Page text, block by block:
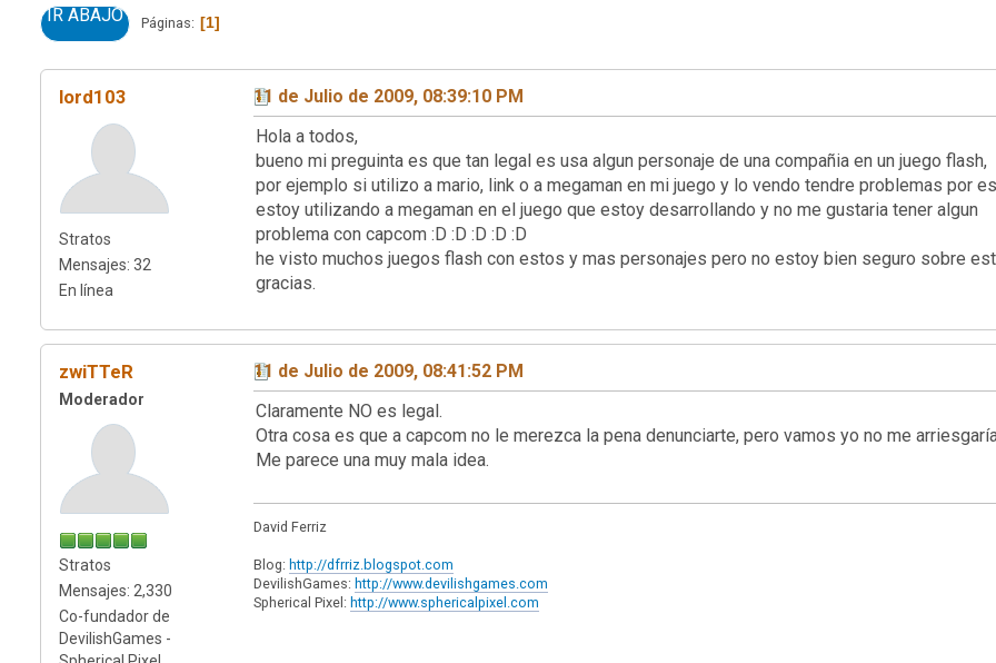
IR ABAJO Páginas 1
lord103
Stratos
Mensajes: 32
En línea
11 de Julio de 2009, 08:39:10 PM
Hola a todos,
bueno mi preguinta es que tan legal es usa algun personaje de una compañia en un juego flash,
por ejemplo si utilizo a mario, link o a megaman en mi juego y lo vendo tendre problemas por
estoy utilizando a megaman en el juego que estoy desarrollando y no me gustaria tener algun
problema con capcom :D :D :D :D :D
he visto muchos juegos flash con estos y mas personajes pero no estoy bien seguro sobre
gracias.
zwiTTeR
Moderador
Stratos
Mensajes: 2,330
Co-fundador de
DevilishGames -
11 de Julio de 2009, 08:41:52 PM
Claramente NO es legal.
Otra cosa es que a capcom no le merezca la pena denunciarte, pero vamos yo no me
Me parece una muy mala idea.
David Ferriz
Blog: http://dfrriz.blogspot.com
DevilishGames: http://www.devilishgames.com
Spherical Pixel: http://www.sphericalpixel.com